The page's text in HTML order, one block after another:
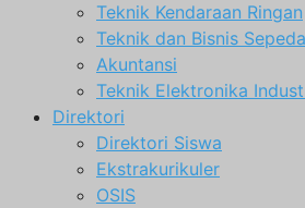
Teknik Kendaraan Ringan
Teknik dan Bisnis
Akuntansi
Teknik Elektronika
Direktori
Direktori Siswa
Ekstrakurikuler
OSIS